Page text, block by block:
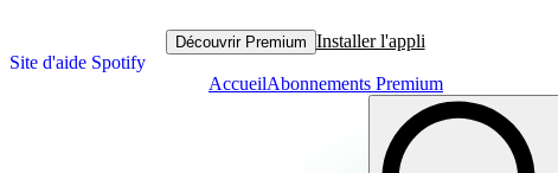
Site d'aide Spotify
Découvrir Premium Installer l'appli
AccueilAbonnements Premium